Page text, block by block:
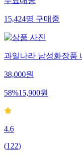
무료배송
15,424명구매중
과일나라 남성화장품
38,000원
58%15,900원
4.6
(122)